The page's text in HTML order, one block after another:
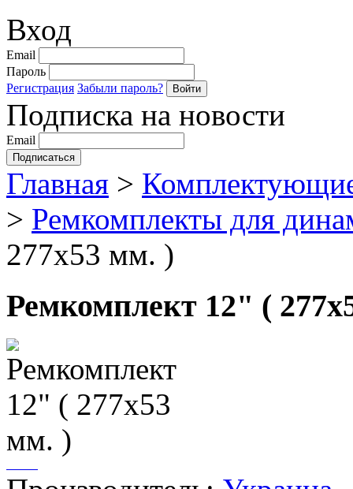
Вход
Email
Пароль
Регистрация Забыли пароль?
Подписка на новости
Email
Главная >
> Ремкомплекты для
277х53 мм. )
Ремкомплект 12" (